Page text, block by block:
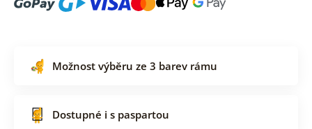
Možnost výběru ze 3 barev rámu
Dostupné i s paspartou